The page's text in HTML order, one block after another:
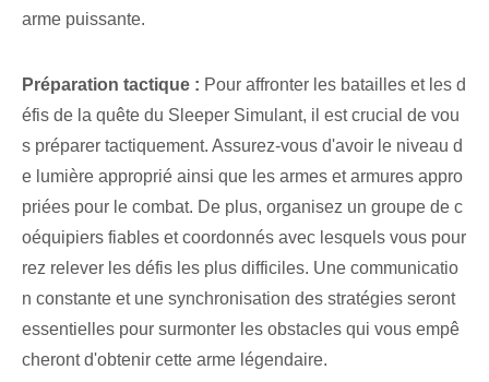
arme puissante.
Préparation tactique : ‍Pour⁣ affronter⁤ les batailles et les d
éfis de la quête du Sleeper ‌Simulant, il est‌ crucial de vou
s préparer tactiquement. Assurez-vous d'avoir le niveau d
e lumière approprié ainsi que les armes et armures appro
priées pour le combat. De plus, organisez un groupe de c
oéquipiers fiables et coordonnés avec lesquels vous pour
rez relever les défis les plus difficiles. Une communicatio
n constante et une synchronisation des stratégies seront
essentielles pour surmonter les obstacles qui vous empê
cheront d'obtenir cette arme légendaire.